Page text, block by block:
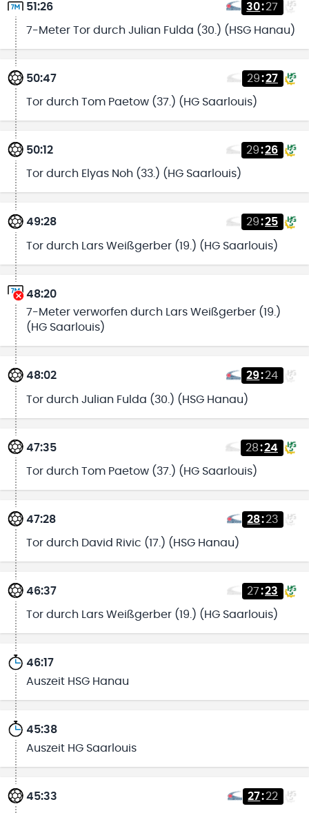
51:26 30:27
7-Meter Tor durch Julian Fulda (30.) (HSG Hanau)
50:47 29:27
Tor durch Tom Paetow (37.) (HG Saarlouis)
50:12 29:26
Tor durch Elyas Noh (33.) (HG Saarlouis)
49:28 29:25
Tor durch Lars Weißgerber (19.) (HG Saarlouis)
48:20
7-Meter verworfen durch Lars Weißgerber (19.)
(HG Saarlouis)
48:02 29:24
Tor durch Julian Fulda (30.) (HSG Hanau)
47:35 28:24
Tor durch Tom Paetow (37.) (HG Saarlouis)
47:28 28:23
Tor durch David Rivic (17.) (HSG Hanau)
46:37 27:23
Tor durch Lars Weißgerber (19.) (HG Saarlouis)
46:17
Auszeit HSG Hanau
45:38
Auszeit HG Saarlouis
45:33 27:22